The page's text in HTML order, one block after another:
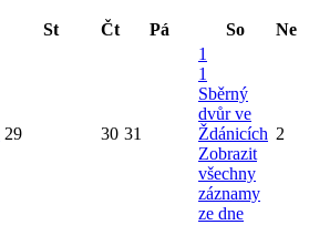
St Čt Pá So Ne
29 30 31
1
1
Sběrný
dvůr ve
Ždánicích
Zobrazit
všechny
záznamy
ze dne
2